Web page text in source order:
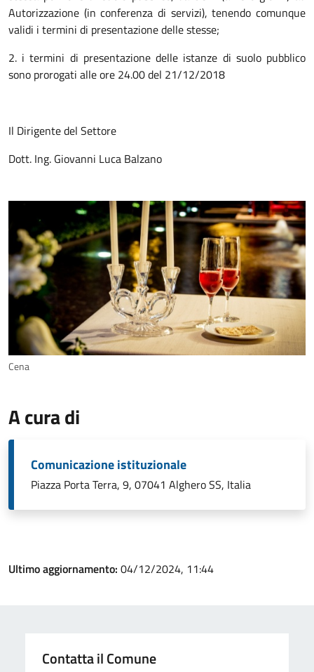
Autorizzazione (in conferenza di servizi), tenendo comunque
validi i termini di presentazione delle stesse;
2. i termini di presentazione delle istanze di suolo pubblico
sono prorogati alle ore 24.00 del 21/12/2018
Il Dirigente del Settore
Dott. Ing. Giovanni Luca Balzano
Cena
A cura di
Comunicazione istituzionale
Piazza Porta Terra, 9, 07041 Alghero SS, Italia
Ultimo aggiornamento: 04/12/2024, 11:44
Contatta il Comune